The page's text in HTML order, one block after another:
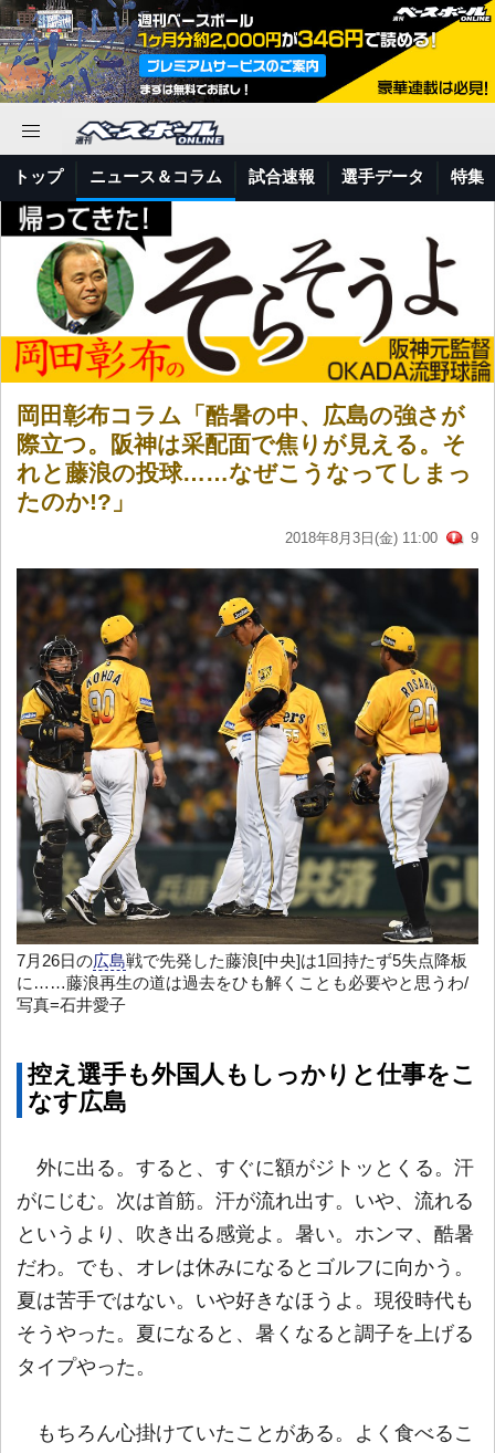
トップ ニュース＆コラム 試合速報 選手データ 特集
岡田彰布コラム「酷暑の中、広島の強さが
際立つ。阪神は采配面で焦りが見える。そ
れと藤浪の投球……なぜこうなってしまっ
たのか!?」
2018年8月3日(金) 11:00 9
7月26日の広島戦で先発した藤浪[中央]は1回持たず5失点降板
に……藤浪再生の道は過去をひも解くことも必要やと思うわ/
写真=石井愛子
控え選手も外国人もしっかりと仕事をこ
なす広島
外に出る。すると、すぐに額がジトッとくる。汗
がにじむ。次は首筋。汗が流れ出す。いや、流れる
というより、吹き出る感覚よ。暑い。ホンマ、酷暑
だわ。でも、オレは休みになるとゴルフに向かう。
夏は苦手ではない。いや好きなほうよ。現役時代も
そうやった。夏になると、暑くなると調子を上げる
タイプやった。
もちろん心掛けていたことがある。よく食べるこ